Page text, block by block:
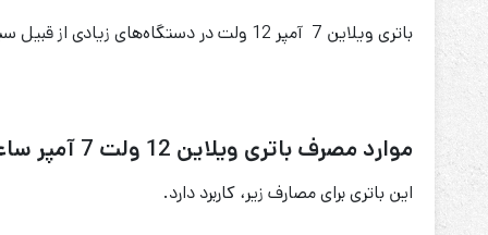
باتری ویلاین 7 آمپر 12 ولت در دستگاه‌های زیادی از قبیل سیستم‌های نجات آسانسور، ماشین و موتور‌های شارژی کودکان، یو پی اس و … کاربرد دارد.
موارد مصرف باتری ویلاین 12 ولت 7 آمپر ساعت Welion
این باتری برای مصارف زیر، کاربرد دارد.